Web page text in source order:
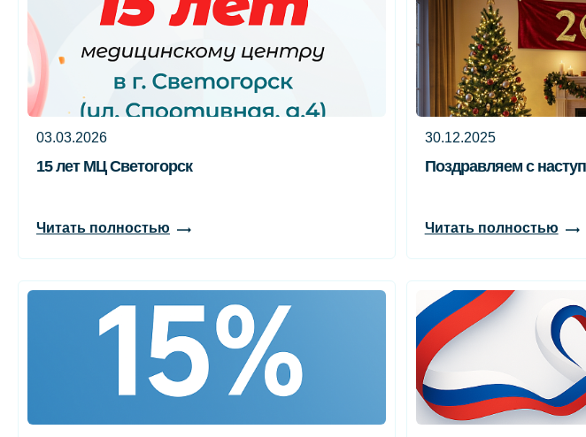
03.03.2026
15 лет МЦ Светогорск
Читать полностью
30.12.2025
Поздравляем с
Читать полностью